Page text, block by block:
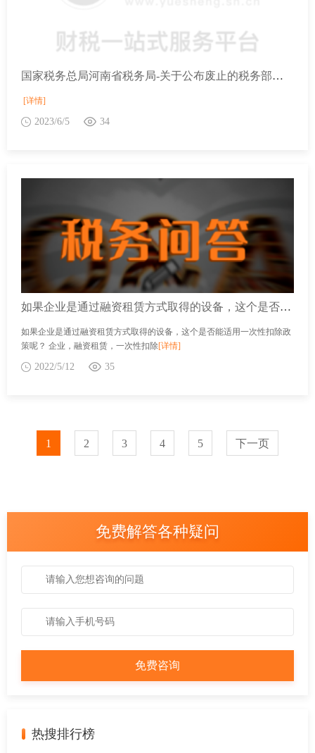
国家税务总局河南省税务局-关于公布废止的税务部门规章目录的决定
[详情]
2023/6/5 34
如果企业是通过融资租赁方式取得的设备，这个是否能适用一次性扣除政策呢？
如果企业是通过融资租赁方式取得的设备，这个是否能适用一次性扣除政
策呢？ 企业，融资租赁，一次性扣除[详情]
2022/5/12 35
1 2 3 4 5 下一页
免费解答各种疑问
热搜排行榜